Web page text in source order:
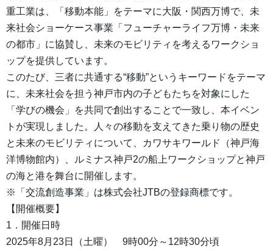
重工業は、「移動本能」をテーマに大阪・関西万博で、未
来社会ショーケース事業「フューチャーライフ万博・未来
の都市」に協賛し、未来のモビリティを考えるワークショ
ップを提供しています。
このたび、三者に共通する“移動”というキーワードをテーマ
に、未来社会を担う神戸市内の子どもたちを対象にした
「学びの機会」を共同で創出することで一致し、本イベン
トが実現しました。人々の移動を支えてきた乗り物の歴史
と未来のモビリティについて、カワサキワールド（神戸海
洋博物館内）、ルミナス神戸2の船上ワークショップと神戸
の海と港を舞台に開催します。
※「交流創造事業」は株式会社JTBの登録商標です。
【開催概要】
1．開催日時
2025年8月23日（土曜） 9時00分～12時30分頃